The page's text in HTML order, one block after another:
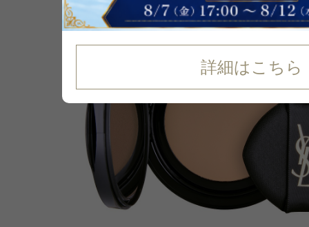
詳細はこちら